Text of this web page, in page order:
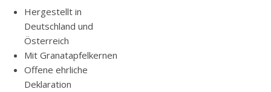
Hergestellt in
Deutschland und
Österreich
Mit Granatapfelkernen
Offene ehrliche
Deklaration